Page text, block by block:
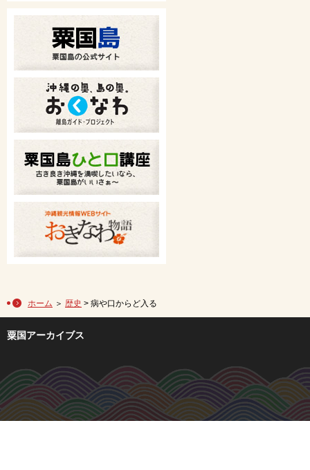
ホーム ＞ 歴史 > 病や口からど入る
粟国アーカイブス